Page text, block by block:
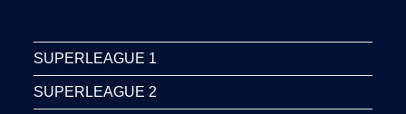
SUPERLEAGUE 1
SUPERLEAGUE 2